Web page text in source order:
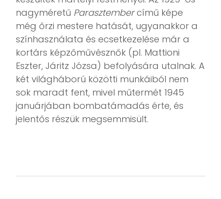
nagyméretű Parasztembercímű képe
még őrzi mestere hatását, ugyanakkor a
színhasználata és ecsetkezelése már a
kortárs képzőművésznők (pl. Mattioni
Eszter, Járitz Józsa) befolyására utalnak. A
két világháború közötti munkáiból nem
sok maradt fent, mivel műtermét 1945
januárjában bombatámadás érte, és
jelentős részük megsemmisült.